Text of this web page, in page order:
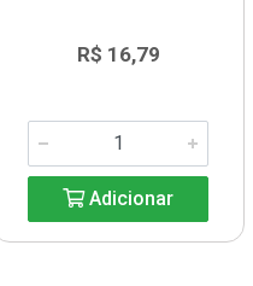
R$ 16,79
Adicionar